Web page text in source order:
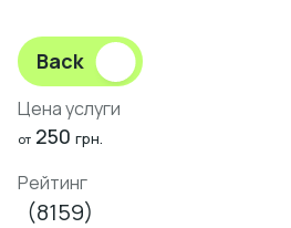
Back
Цена услуги
от 250 грн.
Рейтинг
(8159)